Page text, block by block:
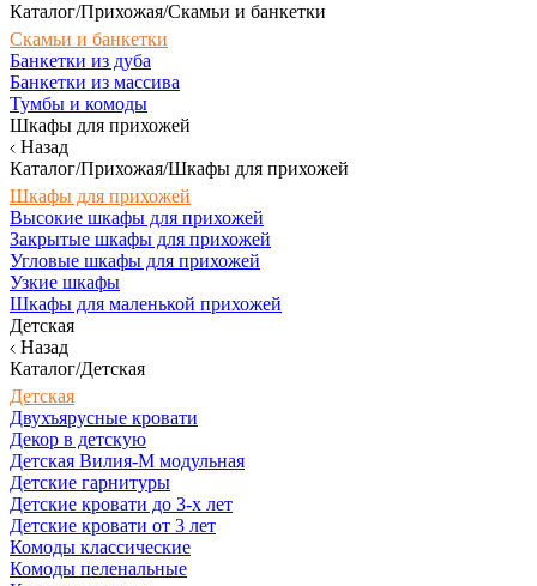
Каталог/Прихожая/Скамьи и банкетки
Скамьи и банкетки
Банкетки из дуба
Банкетки из массива
Тумбы и комоды
Шкафы для прихожей
Назад
Каталог/Прихожая/Шкафы для прихожей
Шкафы для прихожей
Высокие шкафы для прихожей
Закрытые шкафы для прихожей
Угловые шкафы для прихожей
Узкие шкафы
Шкафы для маленькой прихожей
Детская
Назад
Каталог/Детская
Детская
Двухъярусные кровати
Декор в детскую
Детская Вилия-М модульная
Детские гарнитуры
Детские кровати до 3-х лет
Детские кровати от 3 лет
Комоды классические
Комоды пеленальные